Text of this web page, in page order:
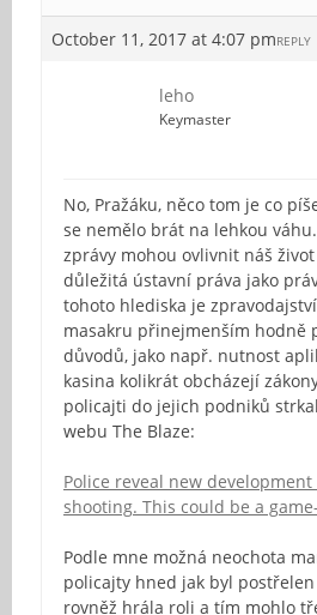
October 11, 2017 at 4:07 pmREPLY
leho
Keymaster
No, Pražáku, něco tom je co
se nemělo brát na lehkou
zprávy mohou ovlivnit náš
důležitá ústavní práva jako
tohoto hlediska je zpravodajství
masakru přinejmenším hodně
důvodů, jako např. nutnost
kasina kolikrát obcházejí
policajti do jejich podniků
webu The Blaze:
Police reveal new development
shooting. This could be a
Podle mne možná neochota
policajty hned jak byl
rovněž hrála roli a tím mohlo